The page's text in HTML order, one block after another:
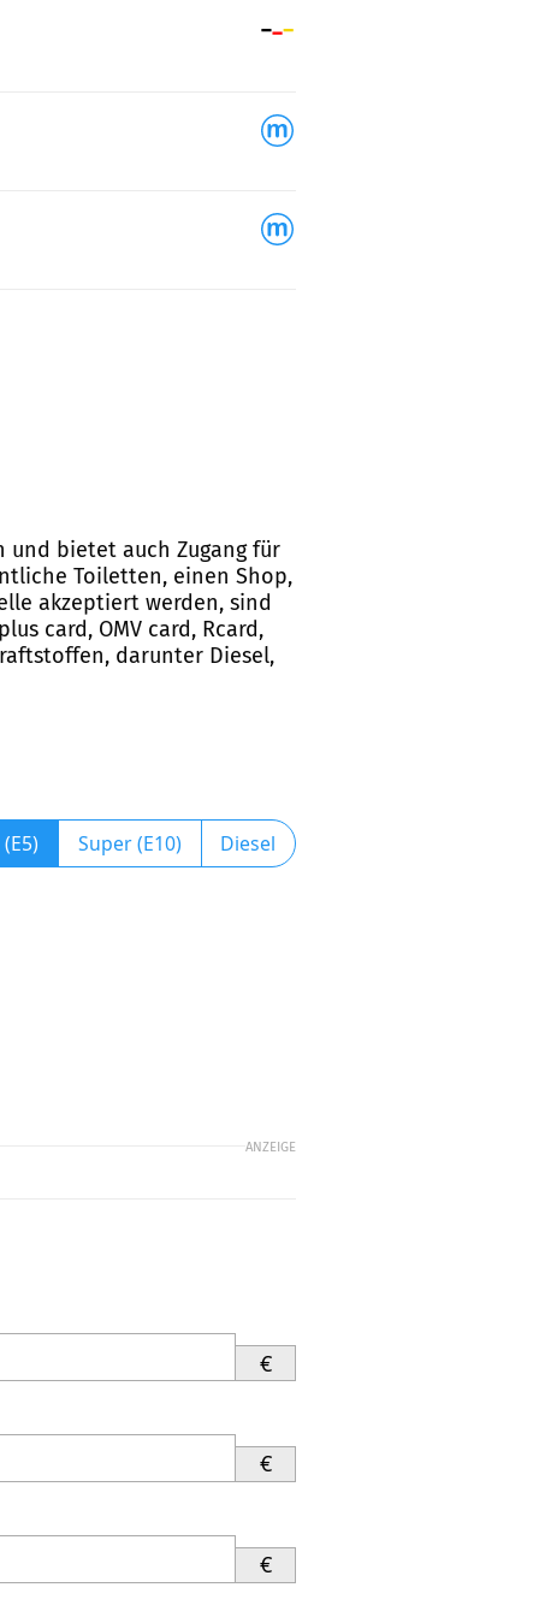
und bietet auch Zugang für
Toiletten, einen Shop,
akzeptiert werden, sind
card, OMV card, Rcard,
darunter Diesel,
Super (E10) Diesel
ANZEIGE
€
€
€